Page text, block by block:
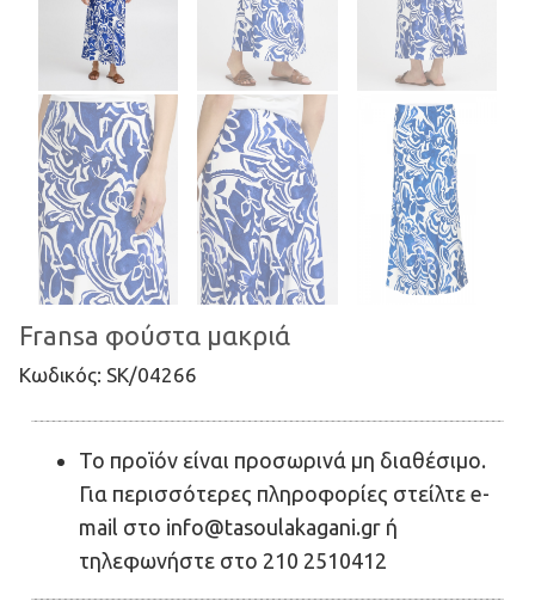
Fransa φούστα μακριά
Kωδικός: SK/04266
Το προϊόν είναι προσωρινά μη διαθέσιμο.
Για περισσότερες πληροφορίες στείλτε e-
mail στο info@tasoulakagani.gr ή
τηλεφωνήστε στο 210 2510412